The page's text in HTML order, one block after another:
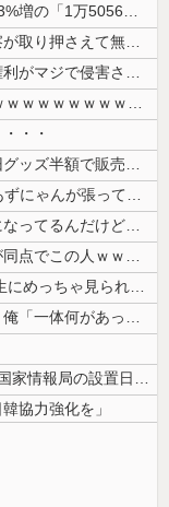
【速報】人事院、2年連続で国家公務員月給3%増の「1万5056円」引き...
【！】左派「広島平和式典で女子児童を警察が取り押さえて無理矢理、排除し...
【物議】大物インフルエンサー「喫煙者の権利がマジで侵害されてる。いくら...
【悲報】17歳で無期懲役になった奴、怖いｗｗｗｗｗｗｗｗｗｗｗｗｗｗｗ...
・・
れいわ新選組の新党名は「いのちの党」 旧グッズ半額で販売 どうなる秘書...
【画像】NHK女子アナさん、あずにゃんのあずにゃんが張ってしまう
彼氏が『この車』買おうとして私とケンカになってるんだけどｗｗｗｗｗｗ
日本をダメにした総理大臣、ワースト１位が同点でこの人ｗｗｗｗｗｗ
【画像】 まま「なんかプール入ってたら学生にめっちゃ見られたw」
出張から帰ったら、嫁の顔が青ざめていた。俺「一体何があったんだ？」嫁「...
（ ´_ゝ`）中国「高市政権が法制化を進めた国家情報局の設置日が7月3...
協力強化を」